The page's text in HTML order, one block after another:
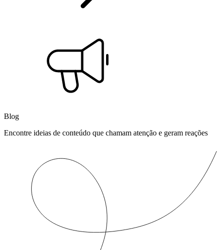
Blog
Encontre ideias de conteúdo que chamam atenção e geram reações